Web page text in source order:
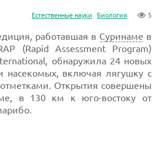
Естественные науки Биология 5
работавшая в Суринаме в
(Rapid Assessment Program)
обнаружила 24 новых
включая лягушку с
Открытия совершены
в 130 км к юго-востоку от